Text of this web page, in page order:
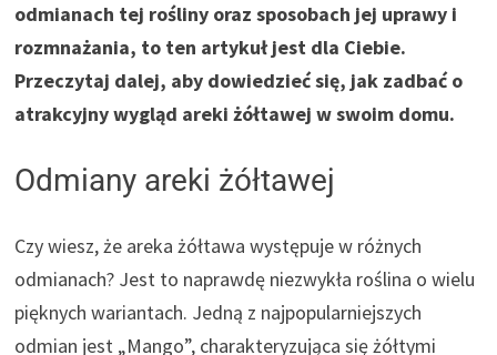
odmianach tej rośliny oraz sposobach jej uprawy i
rozmnażania, to ten artykuł jest dla Ciebie.
Przeczytaj dalej, aby dowiedzieć się, jak zadbać o
atrakcyjny wygląd areki żółtawej w swoim domu.
Odmiany areki żółtawej
Czy wiesz, że areka żółtawa występuje w różnych
odmianach? Jest to naprawdę niezwykła roślina o wielu
pięknych wariantach. Jedną z najpopularniejszych
odmian jest „Mango”, charakteryzująca się żółtymi